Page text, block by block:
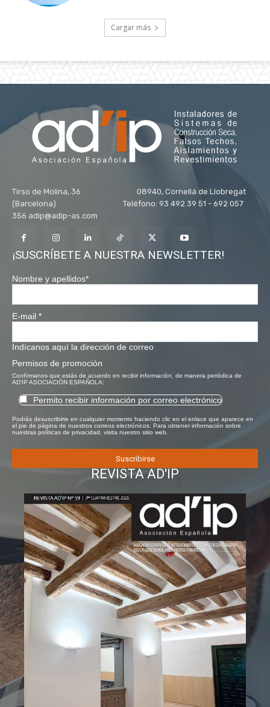
Cargar más
Tirso de Molina, 36 08940, Cornellá de Llobregat
(Barcelona) Teléfono: 93 492 39 51 - 692 057
356 adip@adip-as.com
¡SUSCRÍBETE A NUESTRA NEWSLETTER!
Nombre y apellidos*
E-mail *
Indícanos aquí la dirección de correo
Permisos de promoción
Confírmanos que estás de acuerdo en recibir información, de manera periódica de
AD'IP ASOCIACIÓN ESPAÑOLA:
Permito recibir información por correo electrónico
Podrás desuscribirte en cualquier momento haciendo clic en el enlace que aparece en
el pie de página de nuestros correos electrónicos. Para obtener información sobre
nuestras políticas de privacidad, visita nuestro sitio web.
REVISTA AD'IP